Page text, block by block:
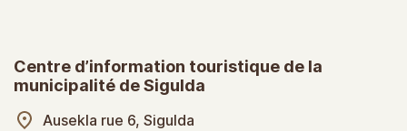
Centre d’information touristique de la
municipalité de Sigulda
Ausekla rue 6, Sigulda